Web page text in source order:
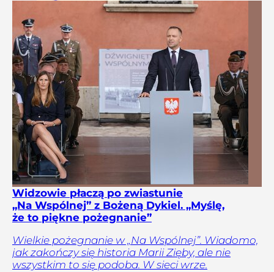
Widzowie płaczą po zwiastunie
„Na Wspólnej” z Bożeną Dykiel. „Myślę,
że to piękne pożegnanie”
Wielkie pożegnanie w „Na Wspólnej”. Wiadomo,
jak zakończy się historia Marii Zięby, ale nie
wszystkim to się podoba. W sieci wrze.